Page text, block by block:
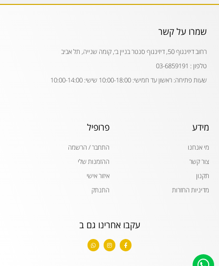
שמרו על קשר
רחוב דיזינגוף 50, דיזינגוף סנטר בניין ב׳, קומה שנייה, תל אביב
טלפון : 03-6859191
שעות פתיחה: ראשון עד חמישי: 10:00-18:00 שישי: 10:00-14:00
מידע
מי אנחנו
צור קשר
תקנון
מדיניות החזרות
פרופיל
התחבר / הרשמה
ההזמנות שלי
איזור אישי
התנתק
עקבו אחרינו גם ב
F
a
c
I
n
s
W
h
a